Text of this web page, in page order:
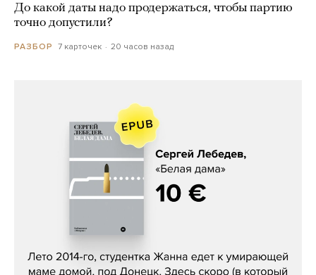
До какой даты надо продержаться, чтобы партию
точно допустили?
РАЗБОР 7 карточек 20 часов назад
Сергей Лебедев, «Белая дама»